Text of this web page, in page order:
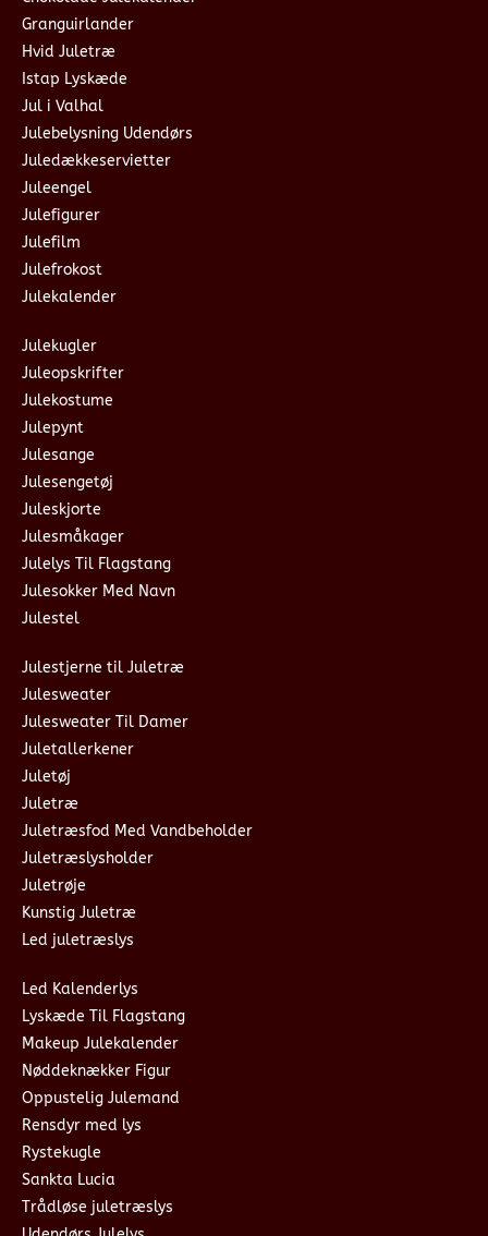
Granguirlander
Hvid Juletræ
Istap Lyskæde
Jul i Valhal
Julebelysning Udendørs
Juledækkeservietter
Juleengel
Julefigurer
Julefilm
Julefrokost
Julekalender
Julekugler
Juleopskrifter
Julekostume
Julepynt
Julesange
Julesengetøj
Juleskjorte
Julesmåkager
Julelys Til Flagstang
Julesokker Med Navn
Julestel
Julestjerne til Juletræ
Julesweater
Julesweater Til Damer
Juletallerkener
Juletøj
Juletræ
Juletræsfod Med Vandbeholder
Juletræslysholder
Juletrøje
Kunstig Juletræ
Led juletræslys
Led Kalenderlys
Lyskæde Til Flagstang
Makeup Julekalender
Nøddeknækker Figur
Oppustelig Julemand
Rensdyr med lys
Rystekugle
Sankta Lucia
Trådløse juletræslys